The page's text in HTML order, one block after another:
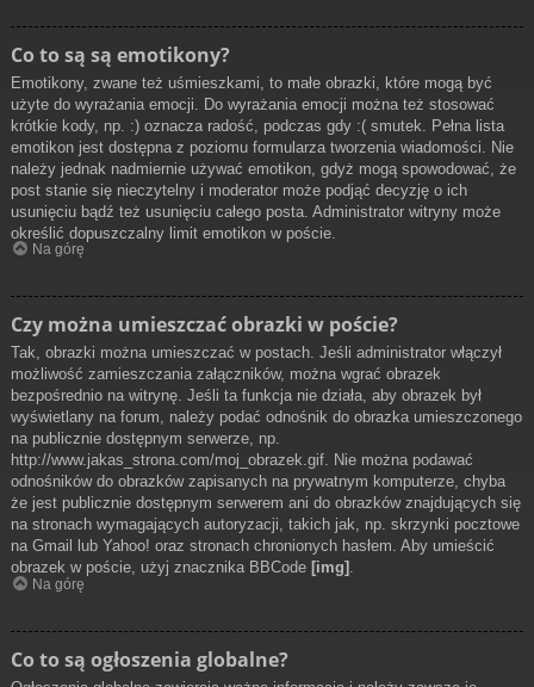
Co to są są emotikony?
Emotikony, zwane też uśmieszkami, to małe obrazki, które mogą być
użyte do wyrażania emocji. Do wyrażania emocji można też stosować
krótkie kody, np. :) oznacza radość, podczas gdy :( smutek. Pełna lista
emotikon jest dostępna z poziomu formularza tworzenia wiadomości. Nie
należy jednak nadmiernie używać emotikon, gdyż mogą spowodować, że
post stanie się nieczytelny i moderator może podjąć decyzję o ich
usunięciu bądź też usunięciu całego posta. Administrator witryny może
określić dopuszczalny limit emotikon w poście.
Na górę
Czy można umieszczać obrazki w poście?
Tak, obrazki można umieszczać w postach. Jeśli administrator włączył
możliwość zamieszczania załączników, można wgrać obrazek
bezpośrednio na witrynę. Jeśli ta funkcja nie działa, aby obrazek był
wyświetlany na forum, należy podać odnośnik do obrazka umieszczonego
na publicznie dostępnym serwerze, np.
http://www.jakas_strona.com/moj_obrazek.gif. Nie można podawać
odnośników do obrazków zapisanych na prywatnym komputerze, chyba
że jest publicznie dostępnym serwerem ani do obrazków znajdujących się
na stronach wymagających autoryzacji, takich jak, np. skrzynki pocztowe
na Gmail lub Yahoo! oraz stronach chronionych hasłem. Aby umieścić
obrazek w poście, użyj znacznika BBCode [img] .
Na górę
Co to są ogłoszenia globalne?